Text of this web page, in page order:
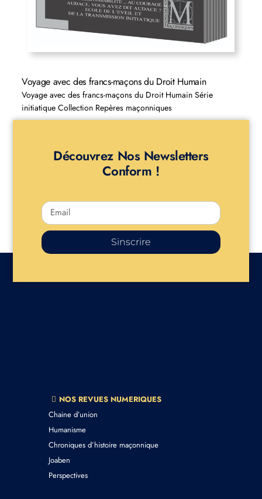
Voyage avec des francs-maçons du Droit Humain
Voyage avec des francs-maçons du Droit Humain Série
initiatique Collection Repères maçonniques
Découvrez Nos Newsletters
Conform !
Sinscrire
NOS REVUES NUMERIQUES
Chaine d’union
Humanisme
Chroniques d’histoire maçonnique
Joaben
Perspectives